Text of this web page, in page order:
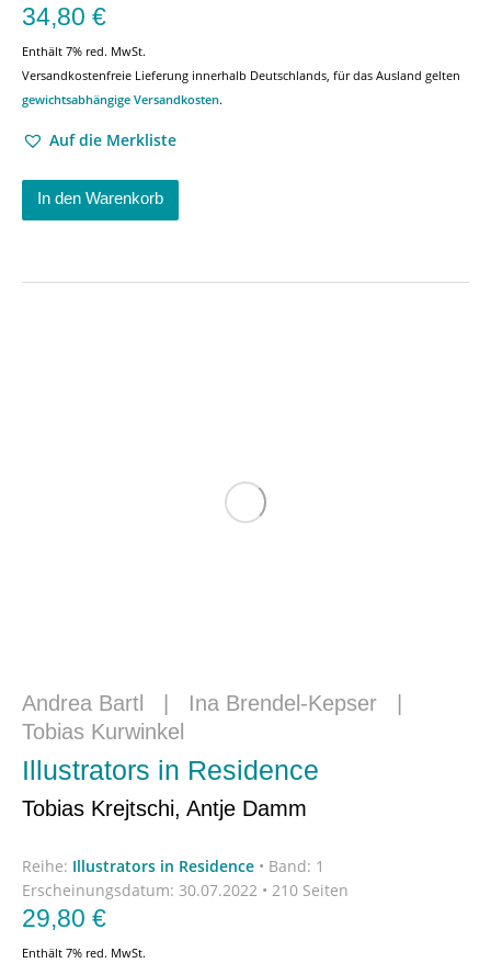
34,80 €
Enthält 7% red. MwSt.
Versandkostenfreie Lieferung innerhalb Deutschlands, für das Ausland gelten
gewichtsabhängige Versandkosten.
Auf die Merkliste
In den Warenkorb
Andrea Bartl Ina Brendel-Kepser
Tobias Kurwinkel
Illustrators in Residence
Tobias Krejtschi, Antje Damm
Reihe: Illustrators in Residence • Band: 1
Erscheinungsdatum: 30.07.2022 • 210 Seiten
29,80 €
Enthält 7% red. MwSt.